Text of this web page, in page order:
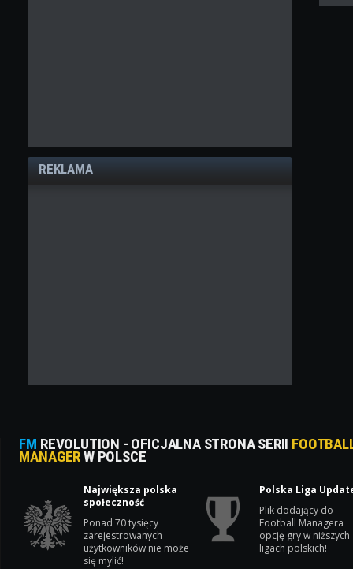
REKLAMA
FM REVOLUTION - OFICJALNA STRONA SERII
MANAGERW POLSCE
Największa polska
społeczność
Ponad 70 tysięcy
zarejestrowanych
użytkowników nie może
się mylić!
Polska Liga
Plik dodający do
Football Managera
opcję gry w niższych
ligach polskich!